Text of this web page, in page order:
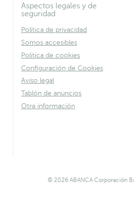
Aspectos legales y de
seguridad
Política de privacidad
Somos accesibles
Política de cookies
Configuración de Cookies
Aviso legal
Tablón de anuncios
Otra información
© 2026 ABANCA Corporación